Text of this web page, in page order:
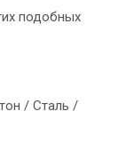
подобных
/ Сталь /